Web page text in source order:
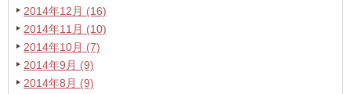
2014年12月 (16)
2014年11月 (10)
2014年10月 (7)
2014年9月 (9)
2014年8月 (9)